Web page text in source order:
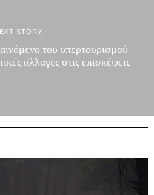
STORY
του υπερτουρισμού.
αλλαγές στις επισκέψεις